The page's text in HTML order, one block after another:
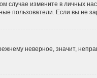
случае измените в личных
пользователи. Если вы не
неверное, значит,